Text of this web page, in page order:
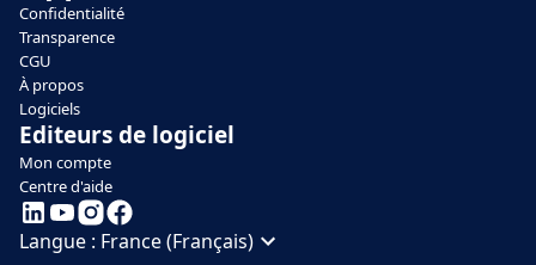
Confidentialité
Transparence
CGU
À propos
Logiciels
Editeurs de logiciel
Mon compte
Centre d'aide
Langue : France (Français)